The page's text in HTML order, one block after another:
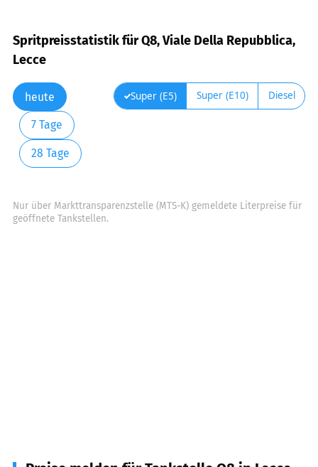
Spritpreisstatistik für Q8, Viale Della Repubblica,
Lecce
heute
7 Tage
28 Tage
Super (E5) Super (E10) Diesel
Nur über Markttransparenzstelle (MTS-K) gemeldete Literpreise für
geöffnete Tankstellen.